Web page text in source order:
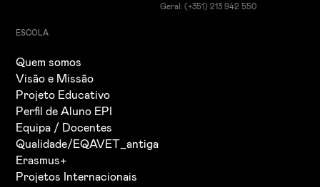
Geral: (+351) 213 942 550
ESCOLA
Quem somos
Visão e Missão
Projeto Educativo
Perfil de Aluno EPI
Equipa / Docentes
Qualidade/EQAVET_antiga
Erasmus+
Projetos Internacionais